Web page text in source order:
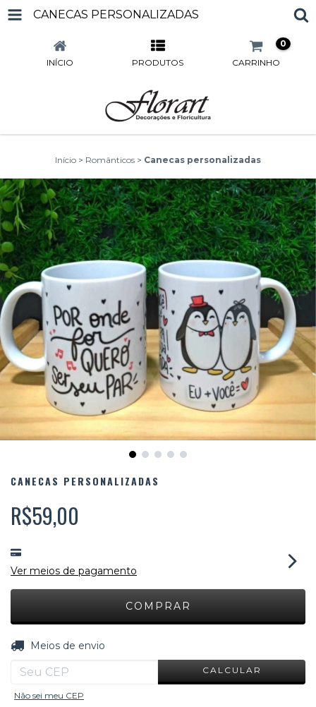
CANECAS PERSONALIZADAS
INÍCIO PRODUTOS CARRINHO
0
Início > Românticos > Canecas personalizadas
CANECAS PERSONALIZADAS
R$59,00
Ver meios de pagamento
Entregas para o CEP:
Meios de envio
CALCULAR
Não sei meu CEP